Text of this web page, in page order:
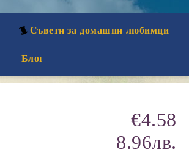
Съвети за домашни любимци
Блог
€4.58
8.96лв.